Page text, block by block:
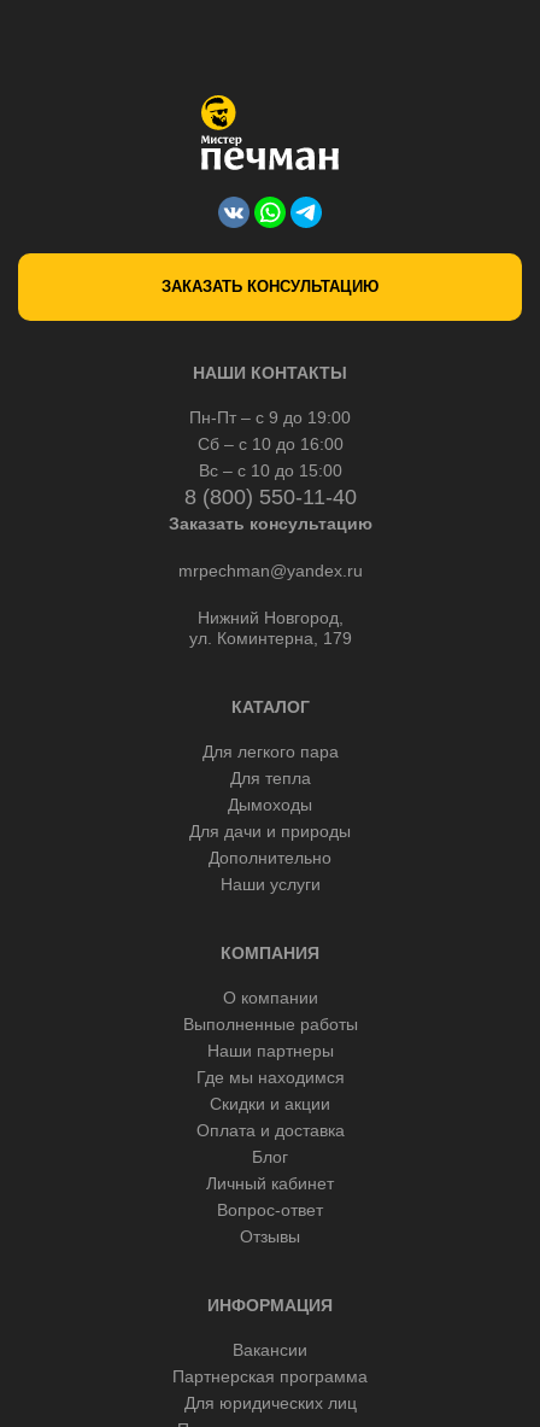
ЗАКАЗАТЬ КОНСУЛЬТАЦИЮ
НАШИ КОНТАКТЫ
Пн-Пт – с 9 до 19:00
Сб – с 10 до 16:00
Вс – с 10 до 15:00
8 (800) 550-11-40
Заказать консультацию
mrpechman@yandex.ru
Нижний Новгород,
ул. Коминтерна, 179
КАТАЛОГ
Для легкого пара
Для тепла
Дымоходы
Для дачи и природы
Дополнительно
Наши услуги
КОМПАНИЯ
О компании
Выполненные работы
Наши партнеры
Где мы находимся
Скидки и акции
Оплата и доставка
Блог
Личный кабинет
Вопрос-ответ
Отзывы
ИНФОРМАЦИЯ
Вакансии
Партнерская программа
Для юридических лиц